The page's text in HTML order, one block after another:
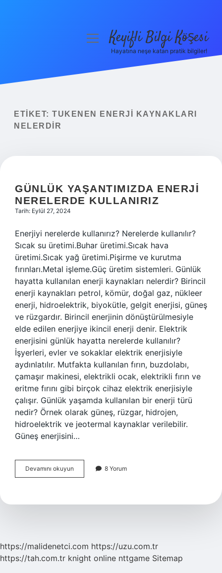
Yasal Uyarı
menüyüKeyifli Bilgi Köşesi
Hayatına neşe katan pratik bilgiler!
ETIKET: TUKENEN ENERJI KAYNAKLARI
NELERDIR
GÜNLÜK YAŞANTIMIZDA ENERJI
NERELERDE KULLANIRIZ
Tarih: Eylül 27, 2024
Enerjiyi nerelerde kullanırız? Nerelerde kullanılır?
Sıcak su üretimi.Buhar üretimi.Sıcak hava
üretimi.Sıcak yağ üretimi.Pişirme ve kurutma
fırınları.Metal işleme.Güç üretim sistemleri. Günlük
hayatta kullanılan enerji kaynakları nelerdir? Birincil
enerji kaynakları petrol, kömür, doğal gaz, nükleer
enerji, hidroelektrik, biyokütle, gelgit enerjisi, güneş
ve rüzgardır. Birincil enerjinin dönüştürülmesiyle
elde edilen enerjiye ikincil enerji denir. Elektrik
enerjisini günlük hayatta nerelerde kullanılır?
İşyerleri, evler ve sokaklar elektrik enerjisiyle
aydınlatılır. Mutfakta kullanılan fırın, buzdolabı,
çamaşır makinesi, elektrikli ocak, elektrikli fırın ve
eritme fırını gibi birçok cihaz elektrik enerjisiyle
çalışır. Günlük yaşamda kullanılan bir enerji türü
nedir? Örnek olarak güneş, rüzgar, hidrojen,
hidroelektrik ve jeotermal kaynaklar verilebilir.
Güneş enerjisini…
Devamını okuyun
Yaşantımızda
Kullanırız
8 Yorum
https://malidenetci.com https://uzu.com.tr
https://tah.com.tr knight online nttgame Sitemap